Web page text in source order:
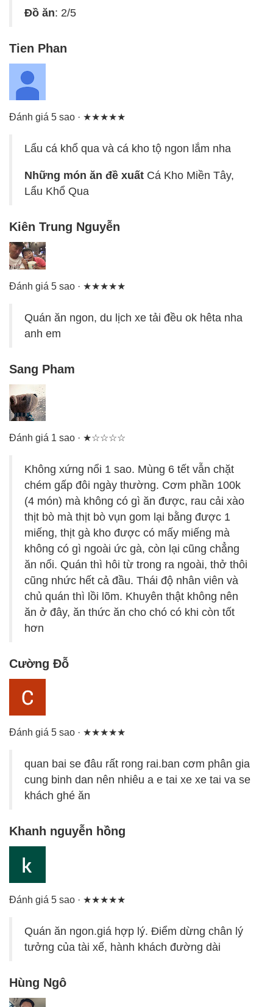
Đồ ăn: 2/5
Tien Phan
Đánh giá 5 sao · ★★★★★
Lẩu cá khổ qua và cá kho tộ ngon lắm nha
Những món ăn đề xuất Cá Kho Miền Tây,
Lẩu Khổ Qua
Kiên Trung Nguyễn
Đánh giá 5 sao · ★★★★★
Quán ăn ngon, du lịch xe tải đều ok hêta nha
anh em
Sang Pham
Đánh giá 1 sao · ★☆☆☆☆
Không xứng nổi 1 sao. Mùng 6 tết vẫn chặt
chém gấp đôi ngày thường. Cơm phần 100k
(4 món) mà không có gì ăn được, rau cải xào
thịt bò mà thịt bò vụn gom lại bằng được 1
miếng, thịt gà kho được có mấy miếng mà
không có gì ngoài ức gà, còn lại cũng chẳng
ăn nổi. Quán thì hôi từ trong ra ngoài, thở thôi
cũng nhức hết cả đầu. Thái độ nhân viên và
chủ quán thì lồi lõm. Khuyên thật không nên
ăn ở đây, ăn thức ăn cho chó có khi còn tốt
hơn
Cường Đỗ
Đánh giá 5 sao · ★★★★★
quan bai se đâu rất rong rai.ban cơm phân gia
cung binh dan nên nhiêu a e tai xe xe tai va se
khách ghé ăn
Khanh nguyễn hồng
Đánh giá 5 sao · ★★★★★
Quán ăn ngon.giá hợp lý. Điểm dừng chân lý
tưởng của tài xế, hành khách đường dài
Hùng Ngô